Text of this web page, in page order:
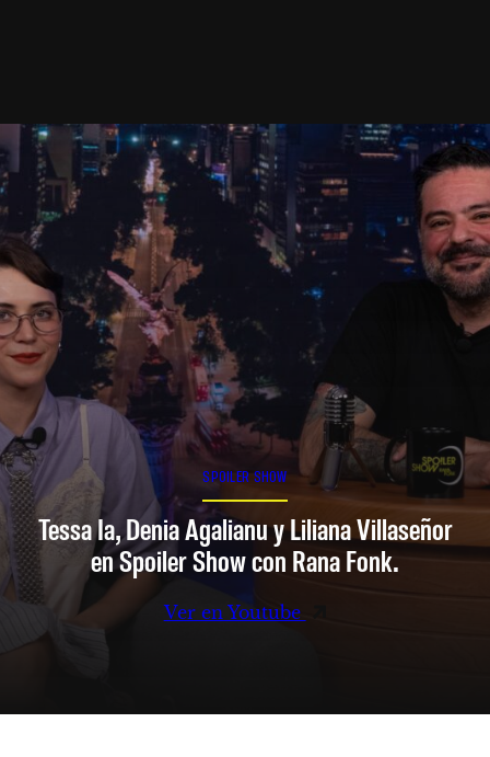
SPOILER SHOW
Tessa Ia, Denia Agalianu y Liliana Villaseñor
en Spoiler Show con Rana Fonk.
Ver en Youtube